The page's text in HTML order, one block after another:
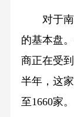
对于
的基本盘
商正在受
半年，这
至1660家。